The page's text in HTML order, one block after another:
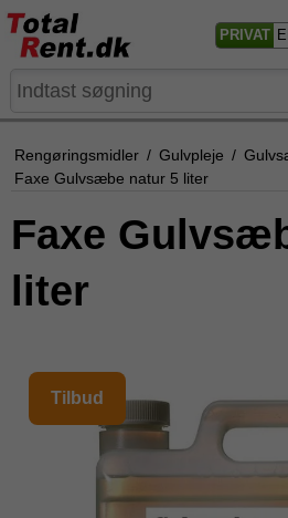
PRIVAT
Rengøringsmidler / Gulvpleje /
Faxe Gulvsæbe natur 5 liter
Faxe
liter
Tilbud